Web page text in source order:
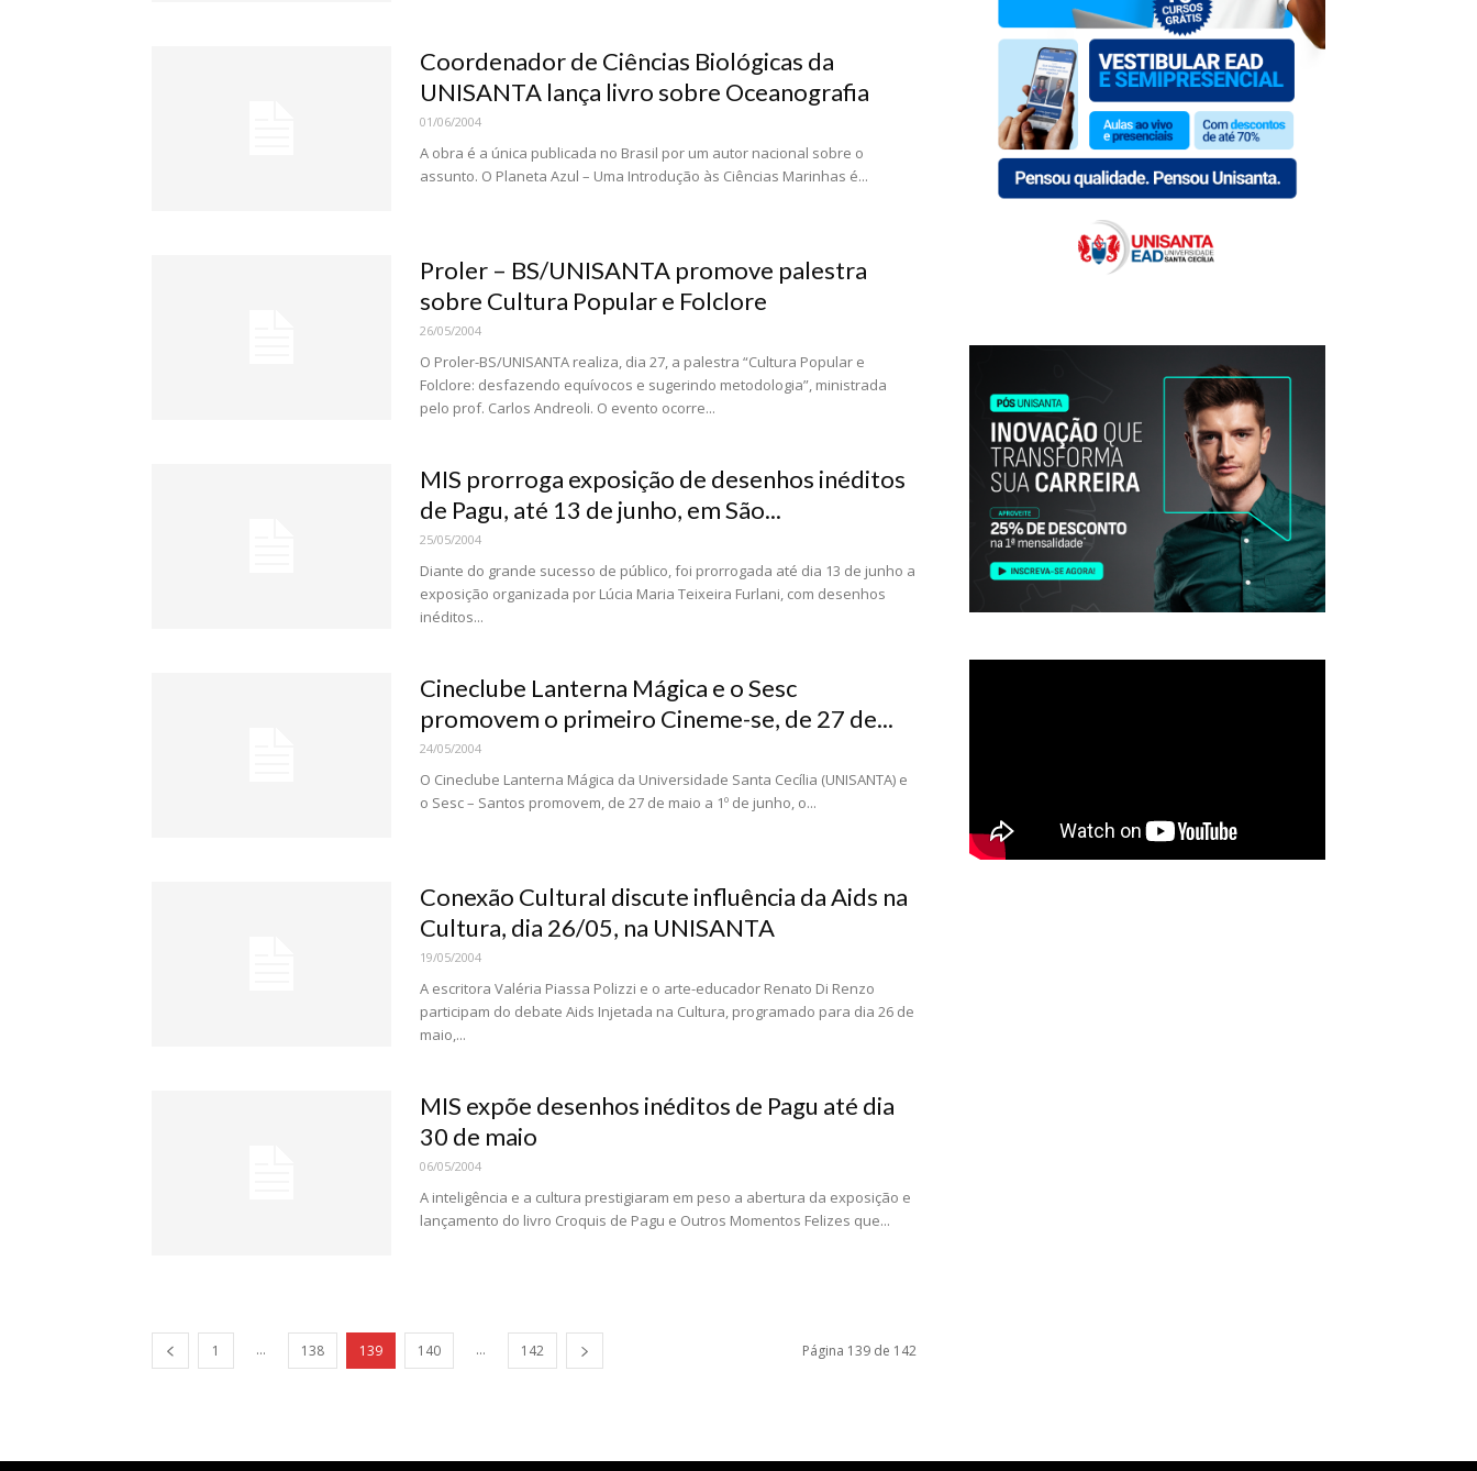
Coordenador de Ciências Biológicas da
UNISANTA lança livro sobre Oceanografia
01/06/2004
A obra é a única publicada no Brasil por um autor nacional sobre o
assunto. O Planeta Azul – Uma Introdução às Ciências Marinhas é...
Proler – BS/UNISANTA promove palestra
sobre Cultura Popular e Folclore
26/05/2004
O Proler-BS/UNISANTA realiza, dia 27, a palestra “Cultura Popular e
Folclore: desfazendo equívocos e sugerindo metodologia”, ministrada
pelo prof. Carlos Andreoli. O evento ocorre...
MIS prorroga exposição de desenhos inéditos
de Pagu, até 13 de junho, em São...
25/05/2004
Diante do grande sucesso de público, foi prorrogada até dia 13 de junho a
exposição organizada por Lúcia Maria Teixeira Furlani, com desenhos
inéditos...
Cineclube Lanterna Mágica e o Sesc
promovem o primeiro Cineme-se, de 27 de...
24/05/2004
O Cineclube Lanterna Mágica da Universidade Santa Cecília (UNISANTA) e
o Sesc – Santos promovem, de 27 de maio a 1º de junho, o...
Conexão Cultural discute influência da Aids na
Cultura, dia 26/05, na UNISANTA
19/05/2004
A escritora Valéria Piassa Polizzi e o arte-educador Renato Di Renzo
participam do debate Aids Injetada na Cultura, programado para dia 26 de
maio,...
MIS expõe desenhos inéditos de Pagu até dia
30 de maio
06/05/2004
A inteligência e a cultura prestigiaram em peso a abertura da exposição e
lançamento do livro Croquis de Pagu e Outros Momentos Felizes que...
1 ... 138 139 140 ... 142 Página 139 de 142